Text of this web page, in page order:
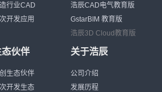
行业CAD
开发应用
浩辰CAD电气教育版
GstarBIM 教育版
浩辰3D Cloud教育版
态伙伴
生态伙伴
开发生态
关于浩辰
公司介绍
发展历程